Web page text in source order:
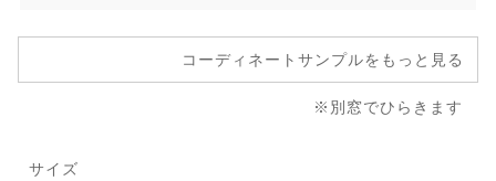
コーディネートサンプルをもっと見る
※別窓でひらきます
サイズ